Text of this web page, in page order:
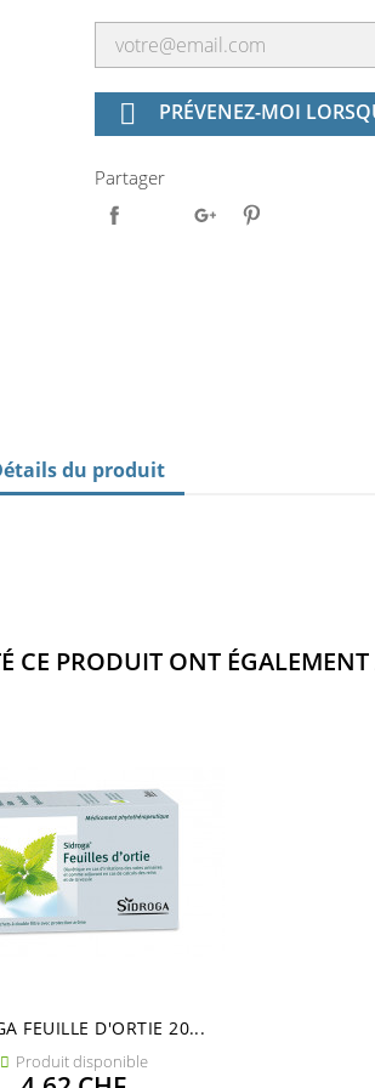
 PRÉVENEZ-MOI
Partager
du produit
CE PRODUIT ONT
FEUILLE D'ORTIE 20...
 Produit disponible